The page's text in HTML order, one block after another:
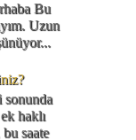
Bu
Uzun
haklı
saate